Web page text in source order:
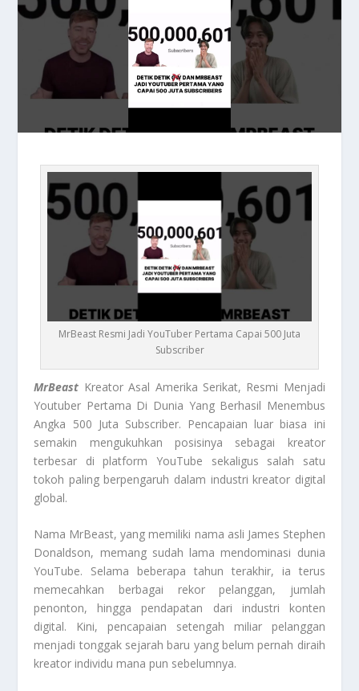
MrBeast Resmi Jadi YouTuber Pertama Capai 500 Juta
Subscriber
MrBeast Kreator Asal Amerika Serikat, Resmi Menjadi
Youtuber Pertama Di Dunia Yang Berhasil Menembus
Angka 500 Juta Subscriber. Pencapaian luar biasa ini
semakin mengukuhkan posisinya sebagai kreator
terbesar di platform YouTube sekaligus salah satu
tokoh paling berpengaruh dalam industri kreator digital
global.
Nama MrBeast, yang memiliki nama asli James Stephen
Donaldson, memang sudah lama mendominasi dunia
YouTube. Selama beberapa tahun terakhir, ia terus
memecahkan berbagai rekor pelanggan, jumlah
penonton, hingga pendapatan dari industri konten
digital. Kini, pencapaian setengah miliar pelanggan
menjadi tonggak sejarah baru yang belum pernah diraih
kreator individu mana pun sebelumnya.